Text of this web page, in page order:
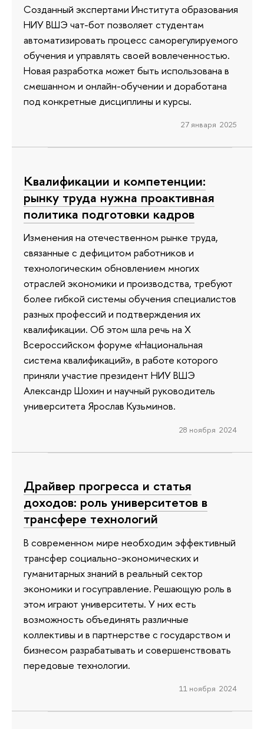
Созданный экспертами Института образования
НИУ ВШЭ чат-бот позволяет студентам
автоматизировать процесс саморегулируемого
обучения и управлять своей вовлеченностью.
Новая разработка может быть использована в
смешанном и онлайн-обучении и доработана
под конкретные дисциплины и курсы.
27 января 2025
Квалификации и компетенции:
рынку труда нужна проактивная
политика подготовки кадров
Изменения на отечественном рынке труда,
связанные с дефицитом работников и
технологическим обновлением многих
отраслей экономики и производства, требуют
более гибкой системы обучения специалистов
разных профессий и подтверждения их
квалификации. Об этом шла речь на Х
Всероссийском форуме «Национальная
система квалификаций», в работе которого
приняли участие президент НИУ ВШЭ
Александр Шохин и научный руководитель
университета Ярослав Кузьминов.
28 ноября 2024
Драйвер прогресса и статья
доходов: роль университетов в
трансфере технологий
В современном мире необходим эффективный
трансфер социально-экономических и
гуманитарных знаний в реальный сектор
экономики и госуправление. Решающую роль в
этом играют университеты. У них есть
возможность объединять различные
коллективы и в партнерстве с государством и
бизнесом разрабатывать и совершенствовать
передовые технологии.
11 ноября 2024